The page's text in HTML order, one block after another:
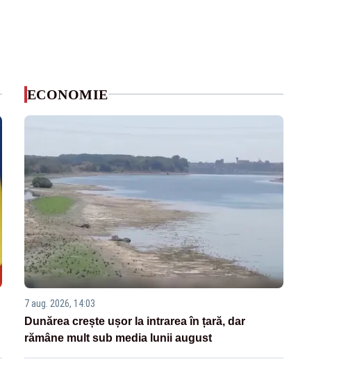
ECONOMIE
7 aug. 2026, 14:03
Dunărea crește ușor la intrarea în țară, dar
rămâne mult sub media lunii august